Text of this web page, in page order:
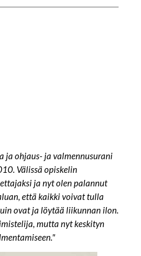
ja ohjaus- ja valmennusurani
Välissä opiskelin
ja nyt olen palannut
että kaikki voivat tulla
ovat ja löytää liikunnan ilon.
mutta nyt keskityn